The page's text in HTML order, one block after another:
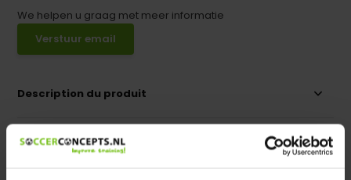
We helpen u graag met meer informatie
Verstuur email
Description du produit
Spécifications